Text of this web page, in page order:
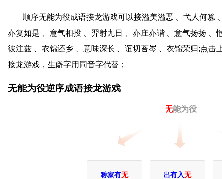
顺序无能为役成语接龙游戏可以接溢美溢恶 、弋人何篡
亦复如是 、意气相投 、羿射九日 、亦庄亦谐 、意气扬扬 、
彼注兹 、衣锦还乡 、意味深长 、谊切苔岑 、衣锦荣归;点击
接龙游戏，生僻字用同音字代替；
无能为役逆序成语接龙游戏
无能为役
称家有无 出有入无